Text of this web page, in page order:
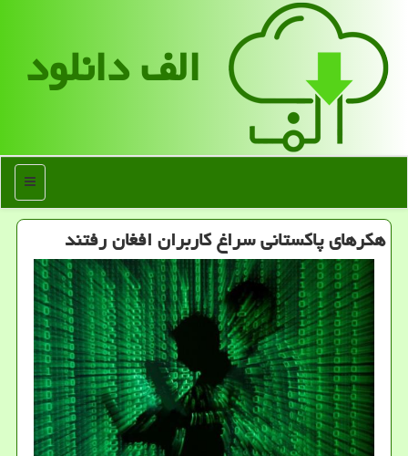
الف دانلود
منو
هکرهای پاکستانی سراغ کاربران افغان رفتند